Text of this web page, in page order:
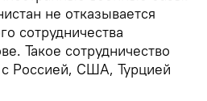
не отказывается
сотрудничества
Такое сотрудничество
Россией, США, Турцией